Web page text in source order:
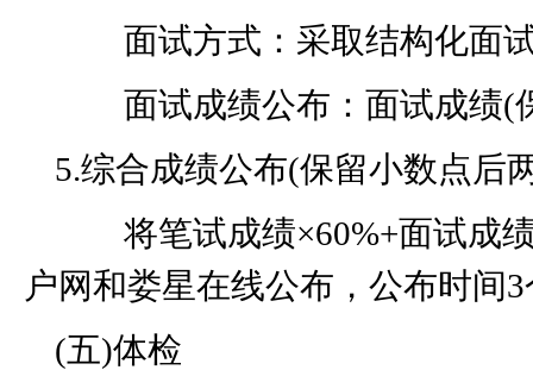
面试方式：采取结构化面
面试成绩公布：面试成绩(
5.综合成绩公布(保留小数点后
将笔试成绩×60%+面试成
户网和娄星在线公布，公布时间3
(五)体检